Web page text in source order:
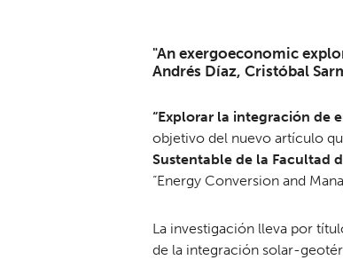
"An exergoeconomic
Andrés Díaz, Cristóbal
“Explorar la integración de
objetivo del nuevo artículo
Sustentable de la Facultad
“Energy Conversion and
La investigación lleva por
de la integración solar-